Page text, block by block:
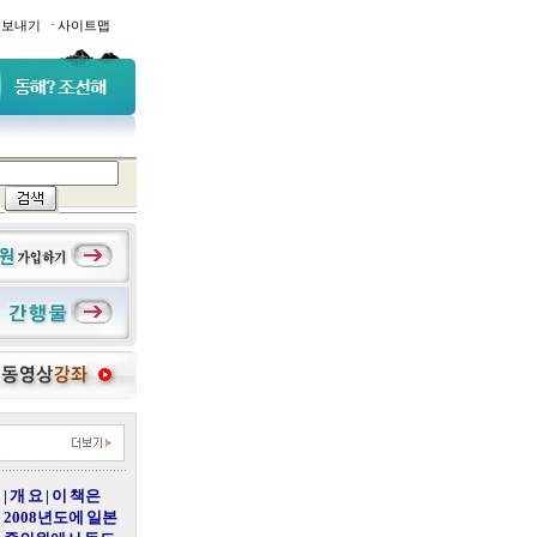
내기 · 사이트맵
| 개 요 | 이 책은
2008년도에 일본